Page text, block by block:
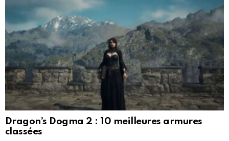
Dragon’s Dogma 2 : 10 meilleures armures
classées